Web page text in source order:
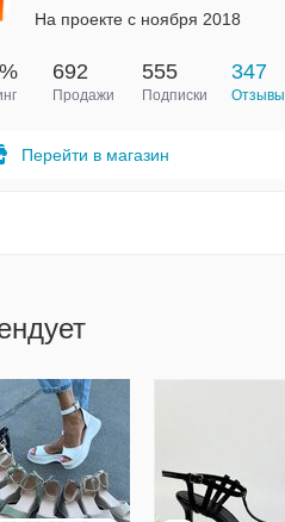
На проекте с ноября 2018
692
Продажи
555
Подписки
347
Отзывы
Перейти в магазин